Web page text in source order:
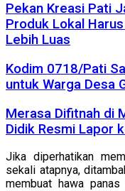
Pekan Kreasi Pati
Produk Lokal
Lebih Luas
Kodim 0718/Pati
untuk Warga Desa
Merasa Difitnah di
Didik Resmi Lapor
Jika diperhatikan
sekali atapnya,
membuat hawa